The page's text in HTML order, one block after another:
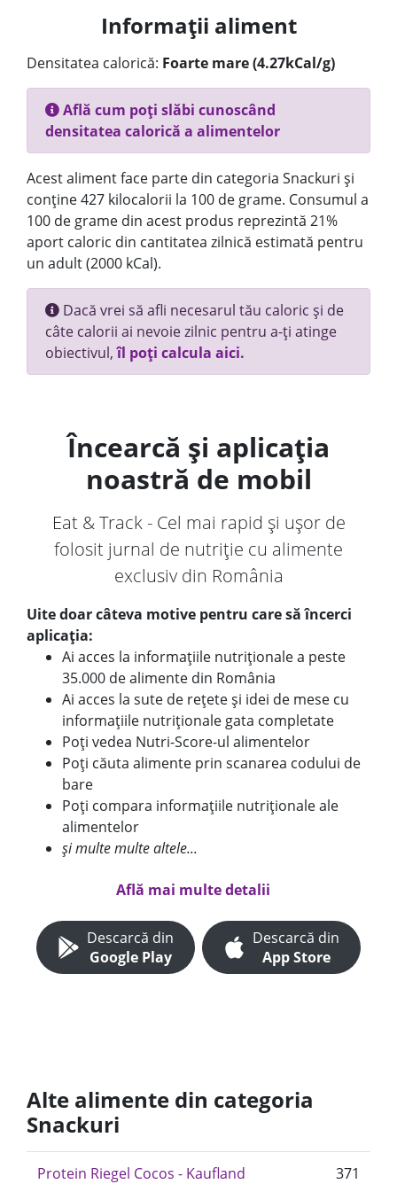
Informații aliment
Densitatea calorică: Foarte mare (4.27kCal/g)
Află cum poți slăbi cunoscând
densitatea calorică a alimentelor
Acest aliment face parte din categoria Snackuri și
conține 427 kilocalorii la 100 de grame. Consumul a
100 de grame din acest produs reprezintă 21%
aport caloric din cantitatea zilnică estimată pentru
un adult (2000 kCal).
Dacă vrei să afli necesarul tău caloric și de
câte calorii ai nevoie zilnic pentru a-ți atinge
obiectivul,îl poți calcula aici.
Încearcă și aplicația
noastră de mobil
Eat & Track - Cel mai rapid și ușor de
folosit jurnal de nutriție cu alimente
exclusiv din România
Uite doar câteva motive pentru care să încerci
aplicația:
Ai acces la informațiile nutriționale a peste
35.000 de alimente din România
Ai acces la sute de rețete și idei de mese cu
informațiile nutriționale gata completate
Poți vedea Nutri-Score-ul alimentelor
Poți căuta alimente prin scanarea codului de
bare
Poți compara informațiile nutriționale ale
alimentelor
și multe multe altele...
Află mai multe detalii
Descarcă din
Google Play
Descarcă din
App Store
Alte alimente din categoria
Snackuri
Protein Riegel Cocos - Kaufland
371